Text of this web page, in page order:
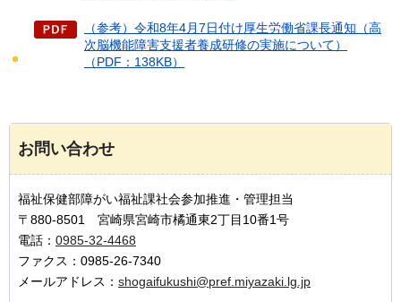
（参考）令和8年4月7日付け厚生労働省課長通知（高
次脳機能障害支援者養成研修の実施について）
（PDF：138KB）
お問い合わせ
福祉保健部障がい福祉課社会参加推進・管理担当
〒880-8501 宮崎県宮崎市橘通東2丁目10番1号
電話： 0985-32-4468
ファクス：0985-26-7340
メールアドレス： shogaifukushi@pref.miyazaki.lg.jp